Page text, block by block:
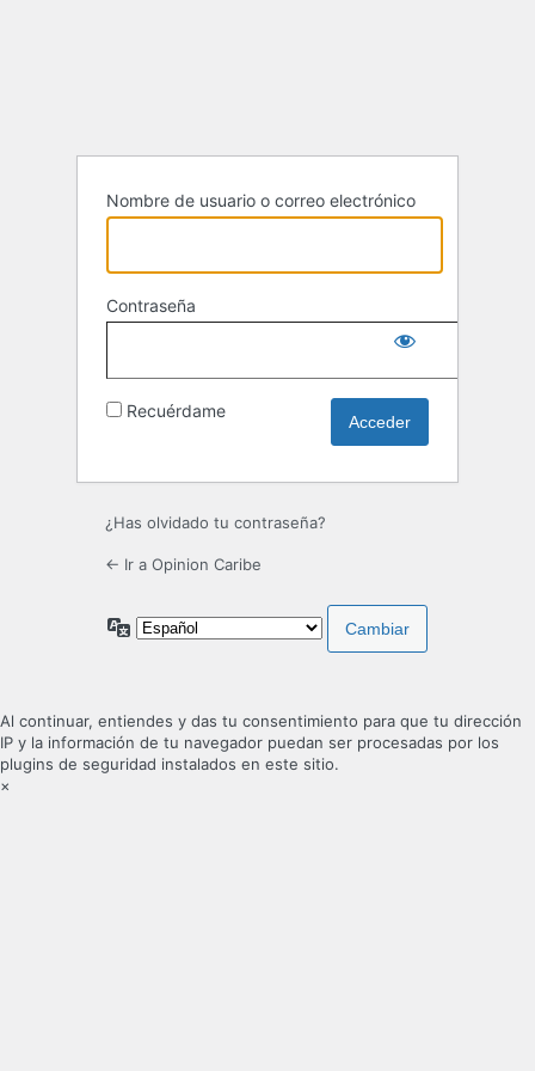
Nombre de usuario o correo electrónico
Contraseña
Recuérdame
¿Has olvidado tu contraseña?
← Ir a Opinion Caribe
Idioma
Al continuar, entiendes y das tu consentimiento para que tu dirección
IP y la información de tu navegador puedan ser procesadas por los
plugins de seguridad instalados en este sitio.
×